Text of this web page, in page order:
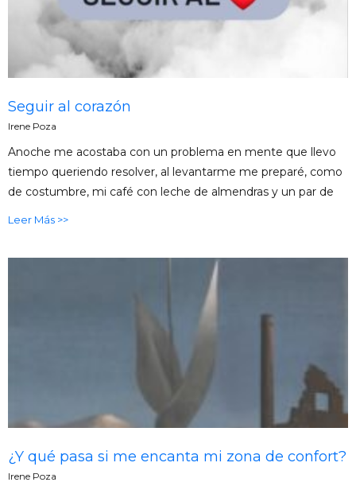
Seguir al corazón
Irene Poza
Anoche me acostaba con un problema en mente que llevo
tiempo queriendo resolver, al levantarme me preparé, como
de costumbre, mi café con leche de almendras y un par de
Leer Más >>
¿Y qué pasa si me encanta mi zona de confort?
Irene Poza